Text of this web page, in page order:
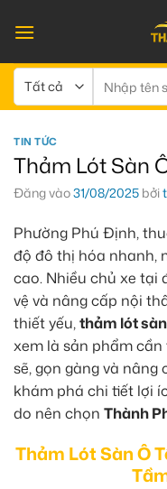
qua
dung
kiếm:
TIN TỨC
Thảm Lót Sàn
Đăng vào31/08/2025 bởi
Phường Phú Định,
độ đô thị hóa nhanh,
cao. Nhiều chủ xe tại
vệ và nâng cấp nội
thiết yếu,thảm lót
xem là sản phẩm
sẽ, gọn gàng và
khám phá chi tiết lợi
do nên chọn Thành
Thảm Lót Sàn Ô